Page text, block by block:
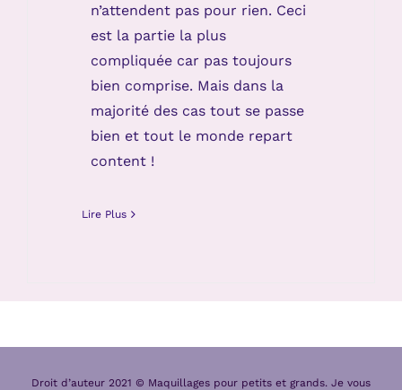
n’attendent pas pour rien. Ceci
est la partie la plus
compliquée car pas toujours
bien comprise. Mais dans la
majorité des cas tout se passe
bien et tout le monde repart
content !
Lire Plus
Droit d’auteur 2021 © Maquillages pour petits et grands. Je vous